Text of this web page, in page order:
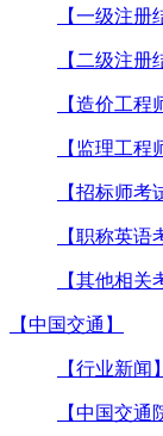
【一级注册
【二级注册
【造价工程
【监理工程
【招标师考
【职称英语
【其他相关
【中国交通】
【行业新闻】
【中国交通